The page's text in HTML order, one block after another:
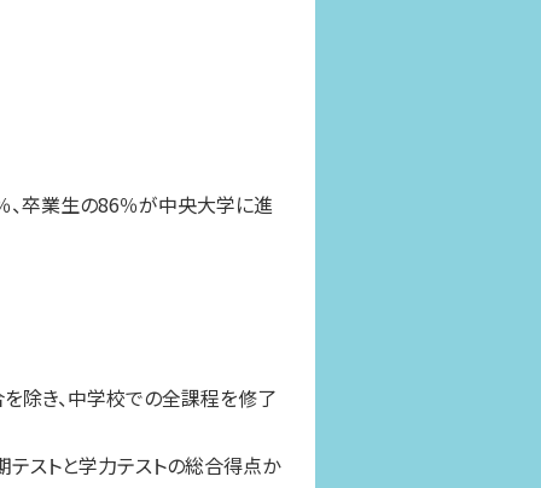
、卒業生の86％が中央大学に進
除き、中学校での全課程を修了
ストと学力テストの総合得点か